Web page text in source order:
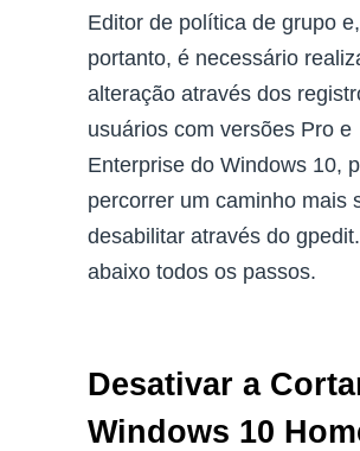
Editor de política de grupo e,
portanto, é necessário
alteração através dos
usuários com versões Pro e
Enterprise do Windows 10,
percorrer um caminho mais
desabilitar através do
abaixo todos os passos.
Desativar a
Windows 10